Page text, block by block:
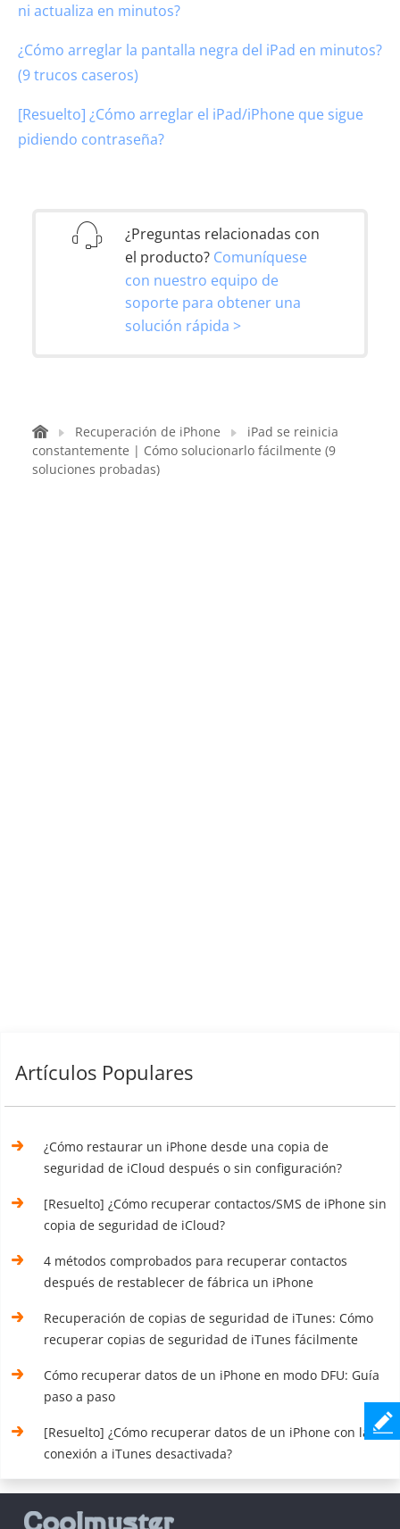
ni actualiza en minutos?
¿Cómo arreglar la pantalla negra del iPad en minutos?
(9 trucos caseros)
[Resuelto] ¿Cómo arreglar el iPad/iPhone que sigue
pidiendo contraseña?
¿Preguntas relacionadas con
el producto? Comuníquese
con nuestro equipo de
soporte para obtener una
solución rápida >
Recuperación de iPhone
iPad se reinicia
constantemente | Cómo solucionarlo fácilmente (9
soluciones probadas)
Artículos Populares
¿Cómo restaurar un iPhone desde una copia de
seguridad de iCloud después o sin configuración?
[Resuelto] ¿Cómo recuperar contactos/SMS de iPhone sin
copia de seguridad de iCloud?
4 métodos comprobados para recuperar contactos
después de restablecer de fábrica un iPhone
Recuperación de copias de seguridad de iTunes: Cómo
recuperar copias de seguridad de iTunes fácilmente
Cómo recuperar datos de un iPhone en modo DFU: Guía
paso a paso
[Resuelto] ¿Cómo recuperar datos de un iPhone con la
conexión a iTunes desactivada?